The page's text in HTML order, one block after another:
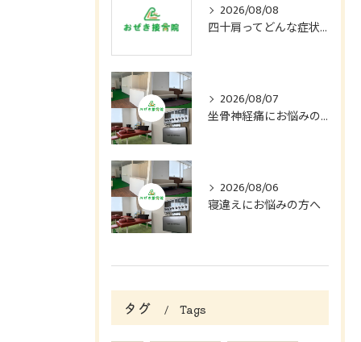
2026/08/08
四十肩ってどんな症状？
2026/08/07
坐骨神経痛にお悩みの方へ
2026/08/06
寝違えにお悩みの方へ
タグ Tags